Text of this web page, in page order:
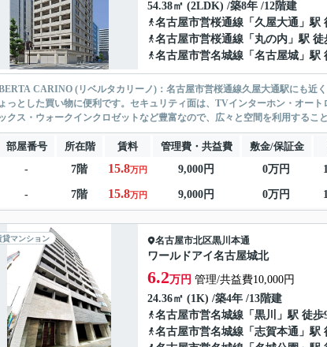
54.38㎡ (2LDK) /築8年 /12階建
名古屋市営桜通線 「 久屋大通 」駅
名古屋市営桜通線 「 丸の内 」駅
名古屋市営名城線 「 名古屋城 」駅
CARINO (リベルタカリーノ)：名古屋市営桜通線久屋大通駅にも近
っとした買い物に便利です。セキュリティ面は、TVインターホン・オー
クス・ウォークインクロゼットなど豊富なので、広々と空間を利用するこ
部屋番号 所在階 賃料 管理費・共益費 敷金/保証金
-
7階 15.8万円 9,000円 0万円
- 7階 15.8万円 9,000円 0万円
貸マンション 名古屋市北区黒川本通
ワールドアイ名古屋城北
6.2万円 管理/共益費10,000円
24.36㎡ (1K) /築4年 /13階建
名古屋市営名城線 「 黒川
」駅 徒歩
名古屋市営名城線 「 志賀本通 」駅